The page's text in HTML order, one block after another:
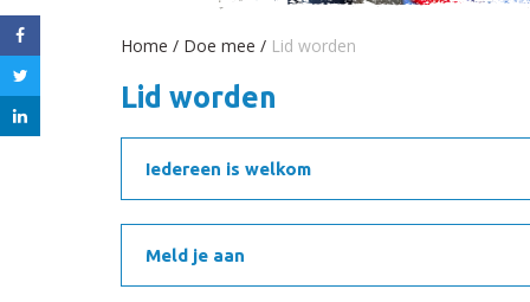
Home / Doe mee / Lid worden
Lid worden
Iedereen is welkom
Meld je aan